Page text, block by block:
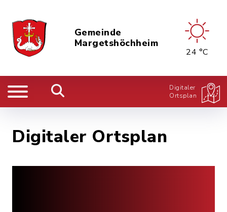
Gemeinde
Margetshöchheim
24 °C
Digitaler
Ortsplan
Digitaler Ortsplan